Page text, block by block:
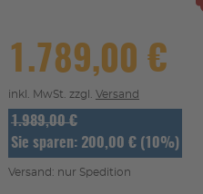
1.789,00 €
inkl. MwSt. zzgl. Versand
1.989,00 €
Sie sparen: 200,00 € (10%)
Versand: nur Spedition